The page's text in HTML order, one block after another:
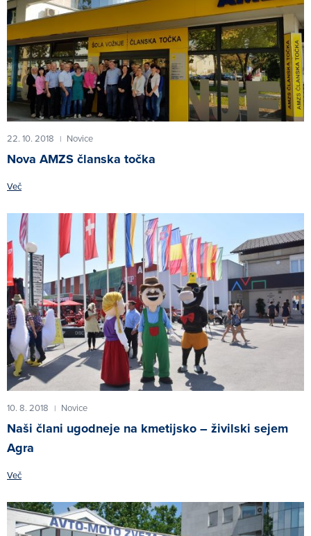
22. 10. 2018 | Novice
Nova AMZS članska točka
Več
10. 8. 2018 | Novice
Naši člani ugodneje na kmetijsko – živilski sejem
Agra
Več